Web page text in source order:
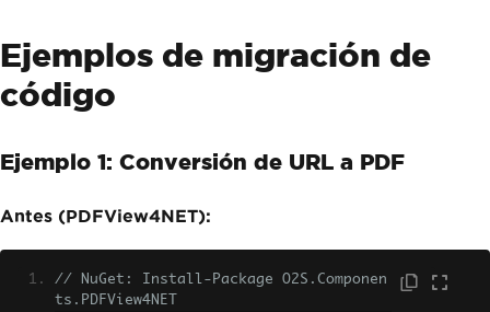
Ejemplos de migración de
código
Ejemplo 1: Conversión de URL a PDF
Antes (PDFView4NET):
// NuGet: Install-Package O2S.Componen
ts.PDFView4NET